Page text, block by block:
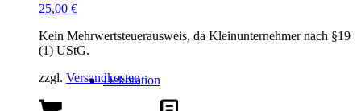
Dekoration
25,00 €
Kein Mehrwertsteuerausweis, da Kleinunternehmer nach §19
(1) UStG.
zzgl. Versandkosten